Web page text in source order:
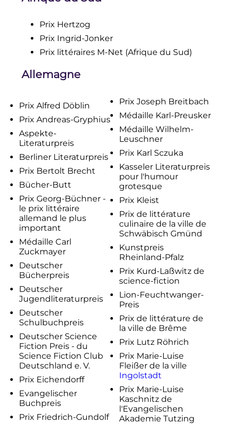
Prix Hertzog
Prix Ingrid-Jonker
Prix littéraires M-Net (Afrique du Sud)
Allemagne
Prix Alfred Döblin
Prix Andreas-Gryphius
Aspekte-
Literaturpreis
Berliner Literaturpreis
Prix Bertolt Brecht
Bücher-Butt
Prix Georg-Büchner -
le prix littéraire
allemand le plus
important
Médaille Carl
Zuckmayer
Deutscher
Bücherpreis
Deutscher
Jugendliteraturpreis
Deutscher
Schulbuchpreis
Deutscher Science
Fiction Preis - du
Science Fiction Club
Deutschland e. V.
Prix Eichendorff
Evangelischer
Buchpreis
Prix Friedrich-Gundolf
Prix Joseph Breitbach
Médaille Karl-Preusker
Médaille Wilhelm-
Leuschner
Prix Karl Sczuka
Kasseler Literaturpreis
pour l'humour
grotesque
Prix Kleist
Prix de littérature
culinaire de la ville de
Schwäbisch Gmünd
Kunstpreis
Rheinland-Pfalz
Prix Kurd-Laßwitz de
science-fiction
Lion-Feuchtwanger-
Preis
Prix de littérature de
la ville de Brême
Prix Lutz Röhrich
Prix Marie-Luise
Fleißer de la ville
Ingolstadt
Prix Marie-Luise
Kaschnitz de
l'Evangelischen
Akademie Tutzing